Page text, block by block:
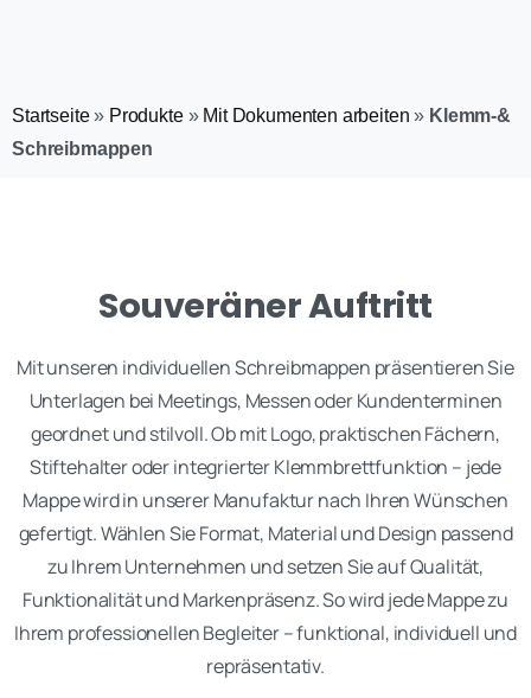
Startseite» Produkte» Mit Dokumenten arbeiten » Klemm-&
Schreibmappen
Souveräner Auftritt
Mit unseren individuellen Schreibmappen präsentieren Sie
Unterlagen bei Meetings, Messen oder Kundenterminen
geordnet und stilvoll. Ob mit Logo, praktischen Fächern,
Stiftehalter oder integrierter Klemmbrettfunktion – jede
Mappe wird in unserer Manufaktur nach Ihren Wünschen
gefertigt. Wählen Sie Format, Material und Design passend
zu Ihrem Unternehmen und setzen Sie auf Qualität,
Funktionalität und Markenpräsenz. So wird jede Mappe zu
Ihrem professionellen Begleiter – funktional, individuell und
repräsentativ.